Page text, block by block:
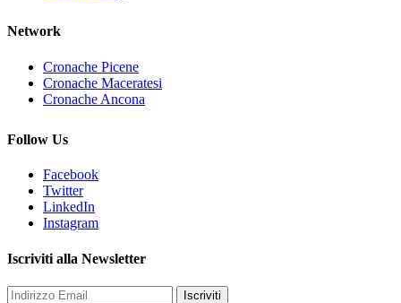
Network
Cronache Picene
Cronache Maceratesi
Cronache Ancona
Follow Us
Facebook
Twitter
LinkedIn
Instagram
Iscriviti alla Newsletter
Iscriviti